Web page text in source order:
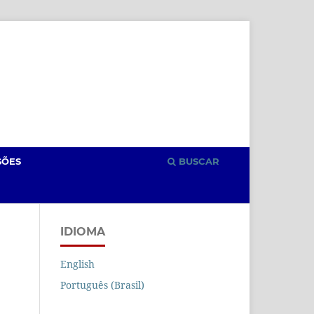
BUSCAR
IDIOMA
English
Português (Brasil)